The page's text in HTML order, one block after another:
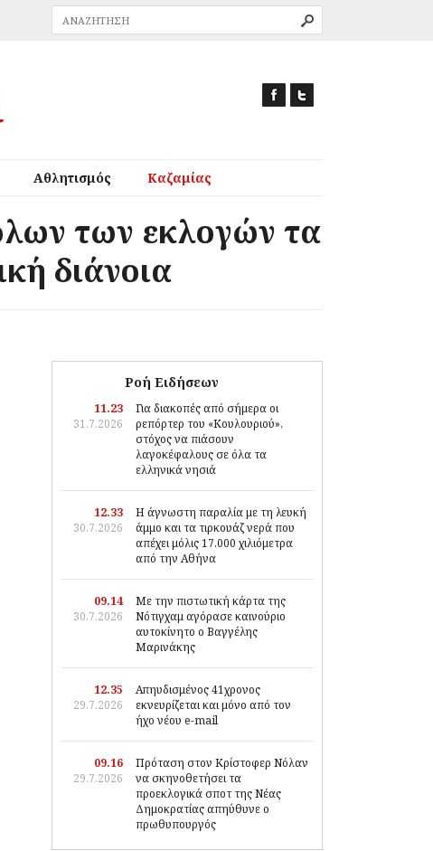
Αθλητισμός Καζαμίας
των εκλογών τα
διάνοια
Ροή Ειδήσεων
11.23
31.7.2026
Για διακοπές από σήμερα οι
ρεπόρτερ του «Κουλουριού»,
στόχος να πιάσουν
λαγοκέφαλους σε όλα τα
ελληνικά νησιά
12.33
30.7.2026
Η άγνωστη παραλία με τη λευκή
άμμο και τα τιρκουάζ νερά που
απέχει μόλις 17.000 χιλιόμετρα
από την Αθήνα
09.14
30.7.2026
Με την πιστωτική κάρτα της
Νότιγχαμ αγόρασε καινούριο
αυτοκίνητο ο Βαγγέλης
Μαρινάκης
12.35
29.7.2026
Απηυδισμένος 41χρονος
εκνευρίζεται και μόνο από τον
ήχο νέου e-mail
09.16
29.7.2026
Πρόταση στον Κρίστοφερ Νόλαν
να σκηνοθετήσει τα
προεκλογικά σποτ της Νέας
Δημοκρατίας απηύθυνε ο
πρωθυπουργός